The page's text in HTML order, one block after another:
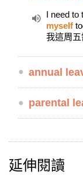
I need to
myself
我這周
● annual
● parental
延伸閱讀